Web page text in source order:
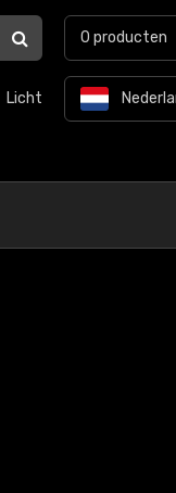
Licht
0 producten